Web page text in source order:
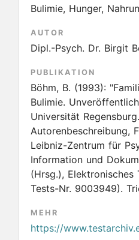
Bulimie, Hunger,
AUTOR
Dipl.-Psych. Dr. Birgit
PUBLIKATION
Böhm, B. (1993):
Bulimie.
Universität
Autorenbeschreibung,
Leibniz-Zentrum für
Information und
(Hrsg.), Elektronisches
Tests-Nr. 9003949).
MEHR
https://